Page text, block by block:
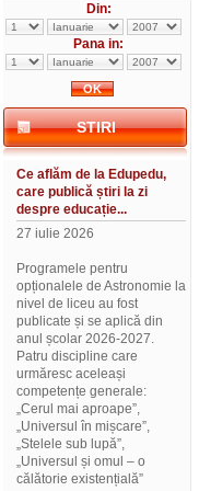
Din:
Pana in:
STIRI
Ce aflăm de la Edupedu,
care publică știri la zi
despre educație...
27 iulie 2026
Programele pentru
opționalele de Astronomie la
nivel de liceu au fost
publicate și se aplică din
anul școlar 2026-2027.
Patru discipline care
urmăresc aceleași
competențe generale:
„Cerul mai aproape”,
„Universul în mișcare”,
„Stelele sub lupă”,
„Universul și omul – o
călătorie existențială”